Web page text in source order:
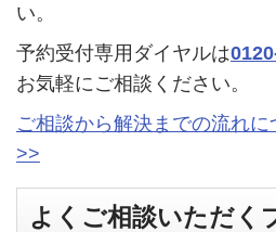
い。
予約受付専用ダイヤルは
お気軽にご相談ください。
ご相談から解決までの流れ
>>
よくご相談いただく